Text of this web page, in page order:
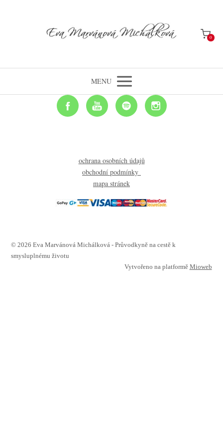
0
MENU
ochrana osobních údajů
obchodní podmínky
mapa stránek
© 2026 Eva Marvánová Michálková - Průvodkyně na cestě k
smysluplnému životu
Vytvořeno na platformě Mioweb